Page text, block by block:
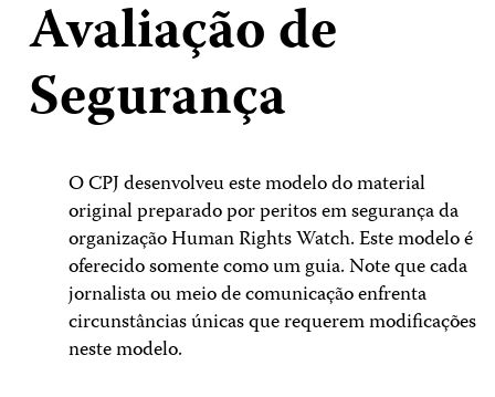
Avaliação de
Segurança
O CPJ desenvolveu este modelo do material
original preparado por peritos em segurança da
organização Human Rights Watch. Este modelo é
oferecido somente como um guia. Note que cada
jornalista ou meio de comunicação enfrenta
circunstâncias únicas que requerem modificações
neste modelo.